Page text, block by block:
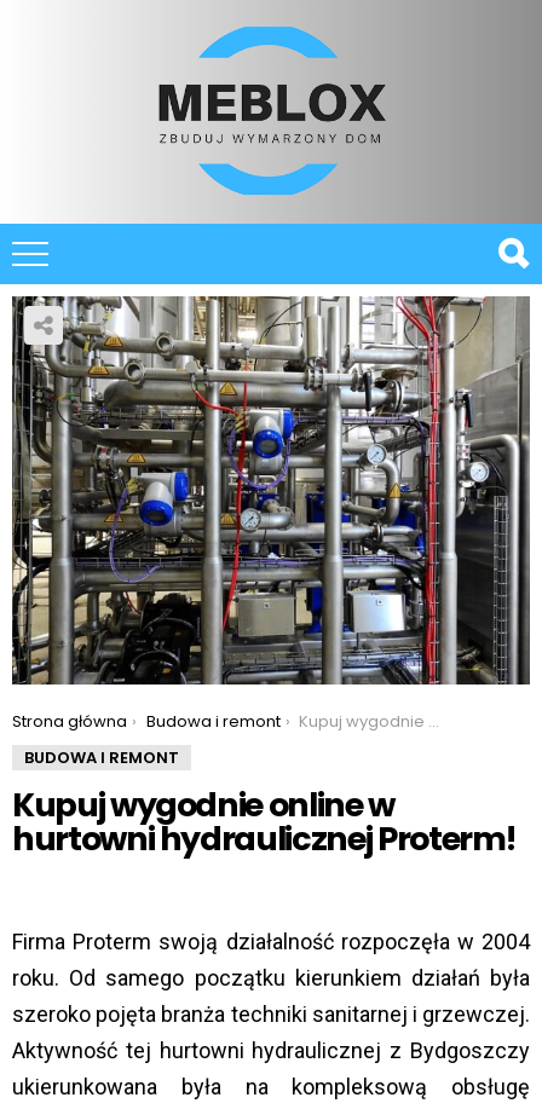
You are here:
Strona główna Budowa i remont
Kupuj wygodnie online w hurtowni hydraulicznej Proterm!
BUDOWA I REMONT
Kupuj wygodnie online w
hurtowni hydraulicznej Proterm!
Firma Proterm swoją działalność rozpoczęła w 2004
roku. Od samego początku kierunkiem działań była
szeroko pojęta branża techniki sanitarnej i grzewczej.
Aktywność tej hurtowni hydraulicznej z Bydgoszczy
ukierunkowana była na kompleksową obsługę